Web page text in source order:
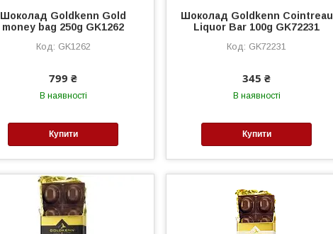
Шоколад Goldkenn Gold
money bag 250g GK1262
GK1262
799 ₴
В наявності
Купити
Шоколад Goldkenn Cointreau
Liquor Bar 100g GK72231
GK72231
345 ₴
В наявності
Купити